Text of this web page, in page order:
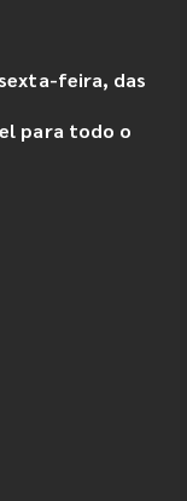
feira, das
para todo o